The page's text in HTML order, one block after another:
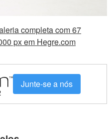
completa com 67
px em Hegre.com
Junte-se a nós